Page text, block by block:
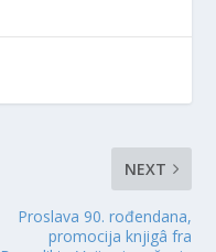
NEXT
Proslava 90. rođendana,
promocija knjigâ fra